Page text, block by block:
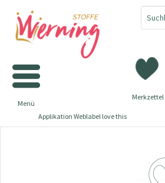
Merkzettel
Menü
Applikation Weblabel love this